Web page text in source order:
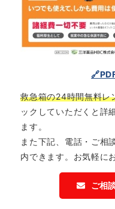
救急箱の24時間無料レ
ックしていただくと詳
ます。
また下記、電話・ご相
内できます。お気軽に
ご相